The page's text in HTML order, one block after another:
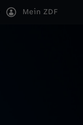
Mein ZDF